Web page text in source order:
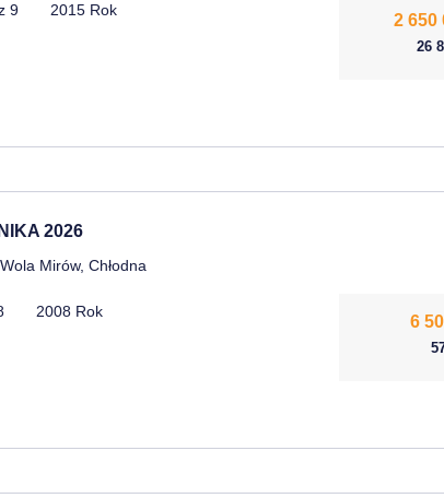
2 650
26
9 2015 Rok
2026
Mirów, Chłodna
6
2008 Rok